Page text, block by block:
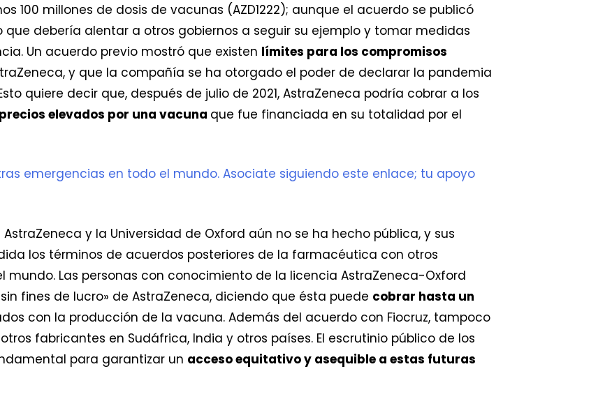
100 millones de dosis de vacunas (AZD1222); aunque el acuerdo se publicó
que debería alentar a otros gobiernos a seguir su ejemplo y tomar medidas
Un acuerdo previo mostró que existen límites para los compromisos
y que la compañía se ha otorgado el poder de declarar la pandemia
quiere decir que, después de julio de 2021, AstraZeneca podría cobrar a los
precios elevados por una vacuna que fue financiada en su totalidad por el
emergencias en todo el mundo. Asociate siguiendo este enlace; tu apoyo
y la Universidad de Oxford aún no se ha hecho pública, y sus
los términos de acuerdos posteriores de la farmacéutica con otros
Las personas con conocimiento de la licencia AstraZeneca-Oxford
fines de lucro» de AstraZeneca, diciendo que ésta puede cobrar hasta un
con la producción de la vacuna. Además del acuerdo con Fiocruz, tampoco
fabricantes en Sudáfrica, India y otros países. El escrutinio público de los
para garantizar un acceso equitativo y asequible a estas futuras